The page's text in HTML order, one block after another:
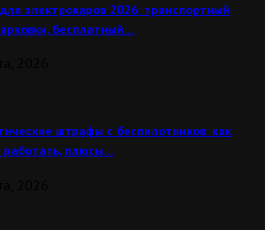
электрокаров 2026: транспортный
бесплатный…
штрафы с беспилотников: как
плюсы…